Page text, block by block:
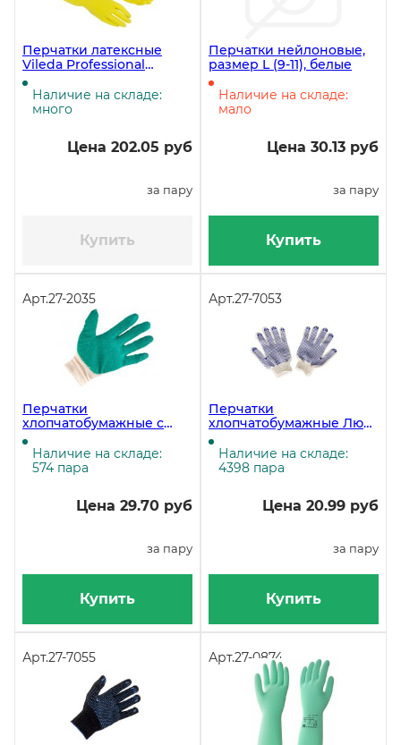
Перчатки латексные
Vileda Professional
Контракт, размер XL,
жёлтые ЧЗ
Наличие на складе:
много
Цена 202.05 руб
за пару
Купить
Перчатки нейлоновые,
размер L (9-11), белые
Наличие на складе:
мало
Цена 30.13 руб
за пару
Купить
Арт.27-2035
Перчатки
хлопчатобумажные с
латексным обливом, 300
пар в упаковке
Наличие на складе:
574 пара
Цена 29.70 руб
за пару
Купить
Арт.27-7053
Перчатки
хлопчатобумажные Люкс
2, с ПВХ напылением,
точка, волна, протектор
Наличие на складе:
4398 пара
Цена 20.99 руб
за пару
Купить
Арт.27-7055 Арт.27-0874